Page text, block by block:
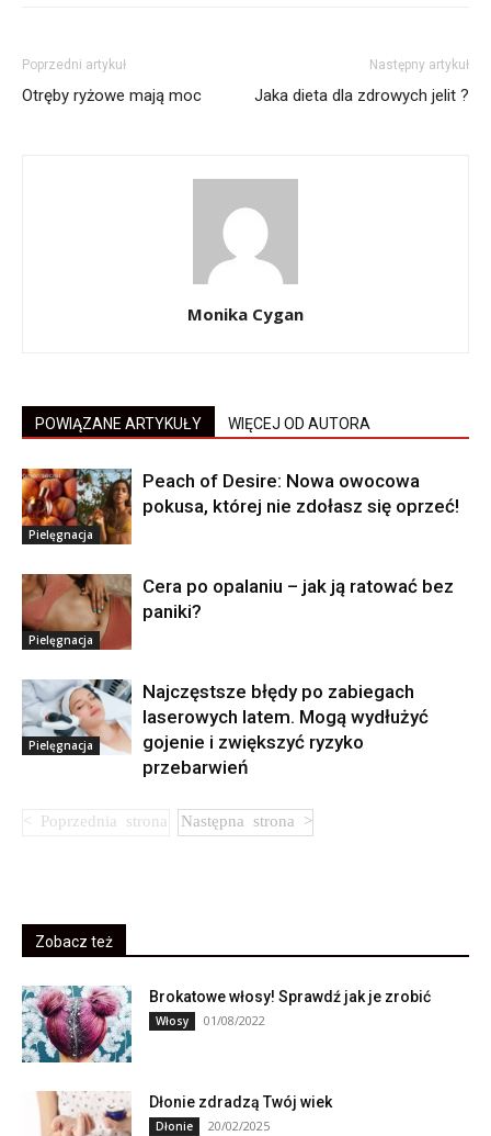
Poprzedni artykuł
Otręby ryżowe mają moc
Następny artykuł
Jaka dieta dla zdrowych jelit ?
Monika Cygan
POWIĄZANE ARTYKUŁY WIĘCEJ OD AUTORA
Pielęgnacja
Peach of Desire: Nowa owocowa
pokusa, której nie zdołasz się oprzeć!
Pielęgnacja
Cera po opalaniu – jak ją ratować bez
paniki?
Pielęgnacja
Najczęstsze błędy po zabiegach
laserowych latem. Mogą wydłużyć
gojenie i zwiększyć ryzyko
przebarwień
Zobacz też
Brokatowe włosy! Sprawdź jak je zrobić
Włosy 01/08/2022
Dłonie zdradzą Twój wiek
Dłonie 20/02/2025